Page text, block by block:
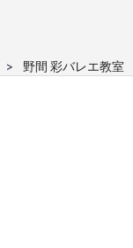
野間 彩バレエ教室